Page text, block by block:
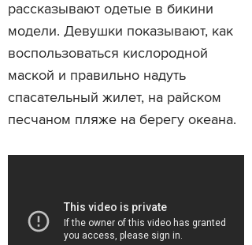
рассказывают одетые в бикини
модели. Девушки показывают, как
воспользоваться кислородной
маской и правильно надуть
спасательный жилет, на райском
песчаном пляже на берегу океана.